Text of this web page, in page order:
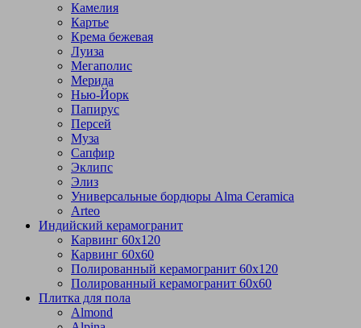
Камелия
Картье
Крема бежевая
Луиза
Мегаполис
Мерида
Нью-Йорк
Папирус
Персей
Муза
Сапфир
Эклипс
Элиз
Универсальные бордюры Alma Ceramica
Arteo
Индийский керамогранит
Карвинг 60х120
Карвинг 60х60
Полированный керамогранит 60х120
Полированный керамогранит 60х60
Плитка для пола
Almond